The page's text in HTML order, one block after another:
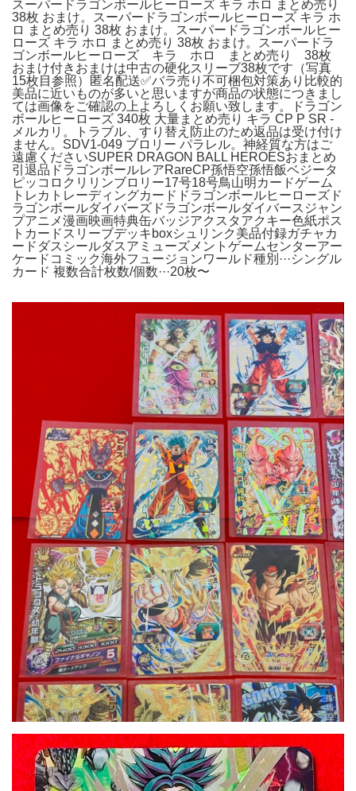
スーパードラゴンボールヒーローズ キラ ホロ まとめ売り
38枚 おまけ。スーパードラゴンボールヒーローズ キラ ホ
ロ まとめ売り 38枚 おまけ。スーパードラゴンボールヒー
ローズ キラ ホロ まとめ売り 38枚 おまけ。スーパードラ
ゴンボールヒーローズ キラ ホロ まとめ売り 38枚
おまけ付きおまけは中古の硬化スリーブ38枚です（写真
15枚目参照）匿名配送✅バラ売り不可梱包対策あり比較的
美品に近いものが多いと思いますが商品の状態につきまし
ては画像をご確認の上よろしくお願い致します。ドラゴン
ボールヒーローズ 340枚 大量まとめ売り キラ CP P SR -
メルカリ。トラブル、すり替え防止のため返品は受け付け
ません。SDV1-049 ブロリー パラレル。神経質な方はご
遠慮くださいSUPER DRAGON BALL HEROESおまとめ
引退品ドラゴンボールレアRareCP孫悟空孫悟飯ベジータ
ピッコロクリリンブロリー17号18号鳥山明カードゲーム
トレカトレーディングカードドラゴンボールヒーローズド
ラゴンボールダイバーズドラゴンボールダイバースジャン
プアニメ漫画映画特典缶バッジアクスタアクキー色紙ポス
トカードスリーブデッキboxシュリンク美品付録ガチャカ
ードダスシールダスアミューズメントゲームセンターアー
ケードコミック海外フュージョンワールド種別···シングル
カード 複数合計枚数/個数···20枚〜